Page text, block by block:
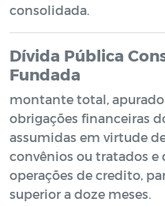
consolidada.
Dívida Pública
Fundada
montante total,
obrigações financeiras
assumidas em virtude
convênios ou tratados e
operações de credito,
superior a doze meses.